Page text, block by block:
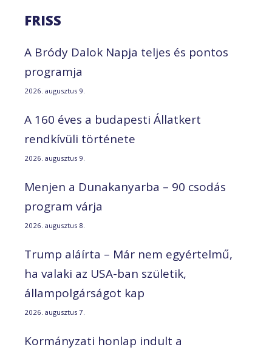
FRISS
A Bródy Dalok Napja teljes és pontos
programja
2026. augusztus 9.
A 160 éves a budapesti Állatkert
rendkívüli története
2026. augusztus 9.
Menjen a Dunakanyarba – 90 csodás
program várja
2026. augusztus 8.
Trump aláírta – Már nem egyértelmű,
ha valaki az USA-ban születik,
állampolgárságot kap
2026. augusztus 7.
Kormányzati honlap indult a